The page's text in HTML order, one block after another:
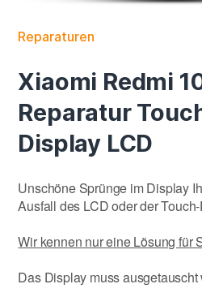
Reparaturen
Xiaomi Redmi
Reparatur
Display LCD
Unschöne Sprünge im Display
Ausfall des LCD oder der
Wir kennen nur eine Lösung für
Das Display muss ausgetauscht